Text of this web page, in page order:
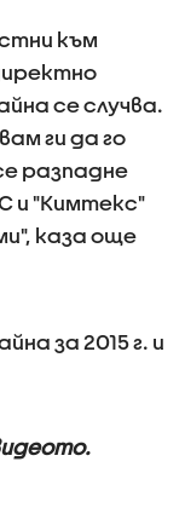
към
се случва.
ги да го
разпадне
и "Кимтекс"
каза още
за 2015 г. и